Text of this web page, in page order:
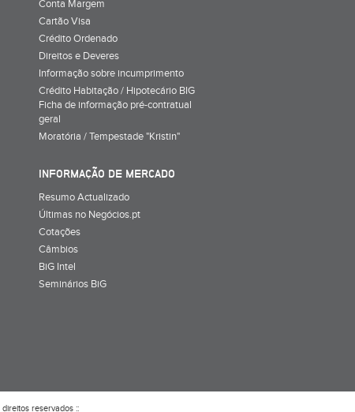
Conta Margem
Cartão Visa
Crédito Ordenado
Direitos e Deveres
Informação sobre incumprimento
Crédito Habitação / Hipotecário BIG
Ficha de informação pré-contratual
geral
Moratória / Tempestade "Kristin"
INFORMAÇÃO DE MERCADO
Resumo Actualizado
Últimas no Negócios.pt
Cotações
Câmbios
BiG Intel
Seminários BiG
reservados ::